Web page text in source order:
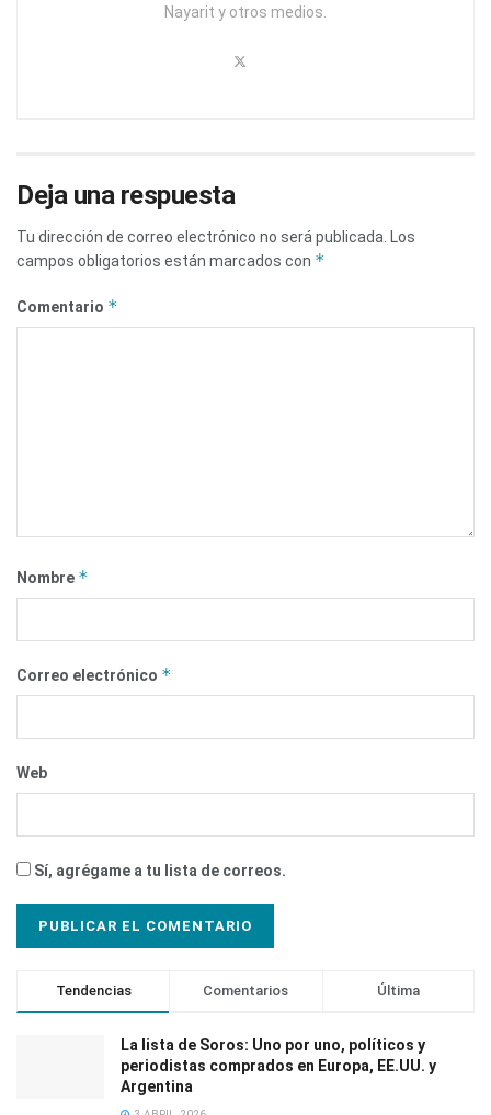
Nayarit y otros medios.
Deja una respuesta
Tu dirección de correo electrónico no será publicada. Los
campos obligatorios están marcados con *
Comentario *
Nombre *
Correo electrónico *
Web
Sí, agrégame a tu lista de correos.
Tendencias Comentarios Última
La lista de Soros: Uno por uno, políticos y
periodistas comprados en Europa, EE.UU. y
Argentina